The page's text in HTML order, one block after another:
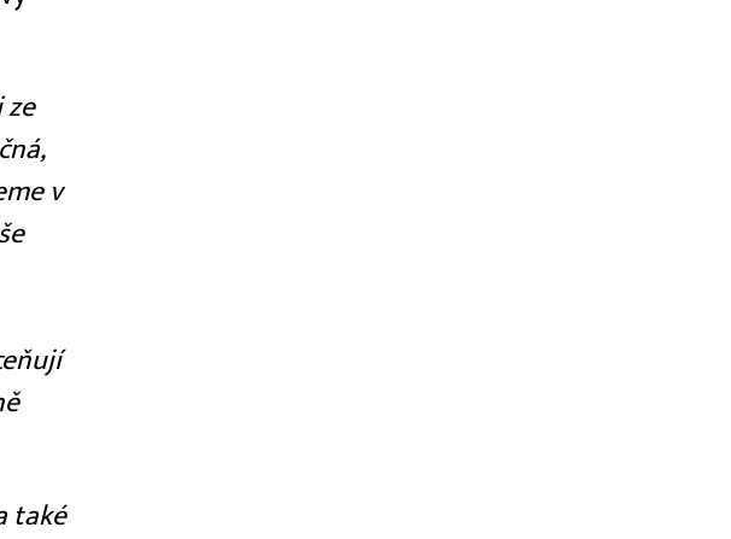
ze
v
také